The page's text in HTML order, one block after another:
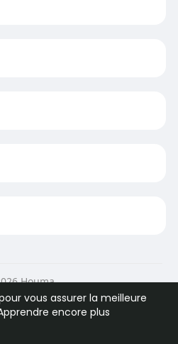
vous assurer la meilleure
encore plus
Houma
Contactez-nous
Conditions d'utilisation